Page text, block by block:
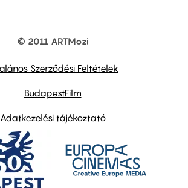
© 2011 ARTMozi
Szerződési Feltételek
BudapestFilm
Adatkezelési tájékoztató